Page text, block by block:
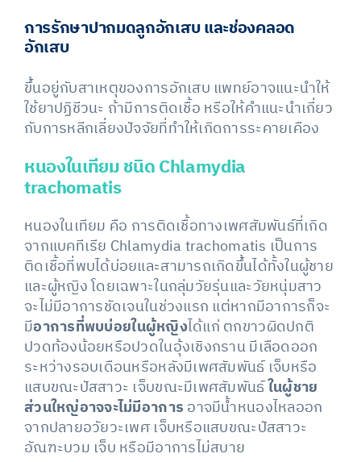
การรักษาปากมดลูกอักเสบ และช่องคลอด
อักเสบ
ขึ้นอยู่กับสาเหตุของการอักเสบ แพทย์อาจแนะนำให้
ใช้ยาปฏิชีวนะ ถ้ามีการติดเชื้อ หรือให้คำแนะนำเกี่ยว
กับการหลีกเลี่ยงปัจจัยที่ทำให้เกิดการระคายเคือง
หนองในเทียม ชนิด Chlamydia
trachomatis
หนองในเทียม คือ การติดเชื้อทางเพศสัมพันธ์ที่เกิด
จากแบคทีเรีย Chlamydia trachomatis เป็นการ
ติดเชื้อที่พบได้บ่อยและสามารถเกิดขึ้นได้ทั้งในผู้ชาย
และผู้หญิง โดยเฉพาะในกลุ่มวัยรุ่นและวัยหนุ่มสาว
จะไม่มีอาการชัดเจนในช่วงแรก แต่หากมีอาการก็จะ
มีอาการที่พบบ่อยในผู้หญิงได้แก่ ตกขาวผิดปกติ
ปวดท้องน้อยหรือปวดในอุ้งเชิงกราน มีเลือดออก
ระหว่างรอบเดือนหรือหลังมีเพศสัมพันธ์ เจ็บหรือ
แสบขณะปัสสาวะ เจ็บขณะมีเพศสัมพันธ์ในผู้ชาย
ส่วนใหญ่อาจจะไม่มีอาการ อาจมีน้ำหนองไหลออก
จากปลายอวัยวะเพศ เจ็บหรือแสบขณะปัสสาวะ
อัณฑะบวม เจ็บ หรือมีอาการไม่สบาย